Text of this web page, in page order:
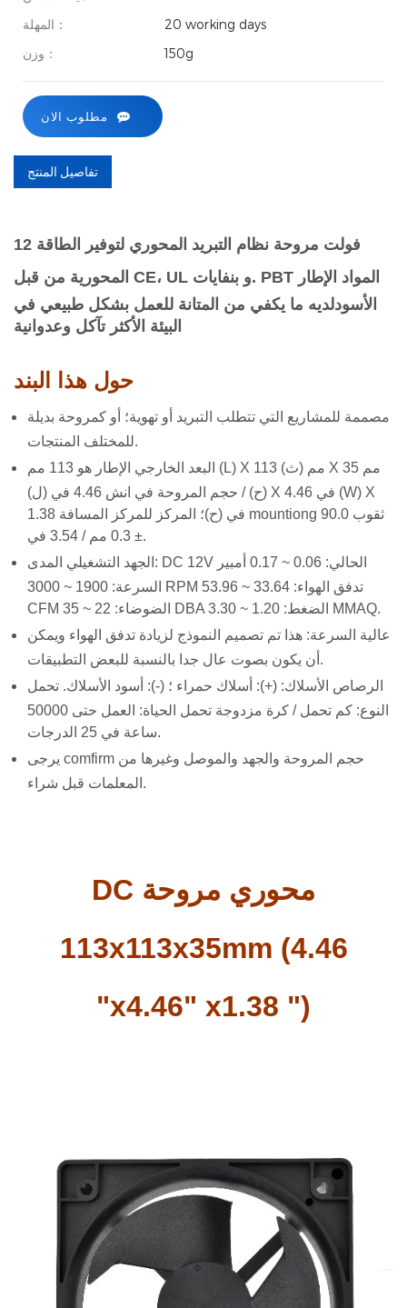
المهلة：
20 working days
وزن：
150g
مطلوب الان
تفاصيل المنتج
12 فولت مروحة نظام التبريد المحوري لتوفير الطاقة
المحورية من قبل CE، UL و بنفايات. PBT المواد الإطار
الأسودلديه ما يكفي من المتانة للعمل بشكل طبيعي في
البيئة الأكثر تآكل وعدوانية
حول هذا البند
مصممة للمشاريع التي تتطلب التبريد أو تهوية؛ أو كمروحة بديلة
للمختلف المنتجات.
البعد الخارجي الإطار هو 113 مم (L) X 113 مم (ث) X 35 مم
(ح) / حجم المروحة في انش 4.46 في (ل) X 4.46 في (W) X
1.38 في (ح)؛ المركز للمركز المسافة mountiong ثقوب 90.0
± 0.3 مم / 3.54 في.
الجهد التشغيلي المدى: DC 12V الحالي: 0.06 ~ 0.17 أمبير
السرعة: 1900 ~ 3000 RPM تدفق الهواء: 33.64 ~ 53.96
CFM الضوضاء: 22 ~ 35 DBA الضغط: 1.20 ~ 3.30 MMAQ.
عالية السرعة: هذا تم تصميم النموذج لزيادة تدفق الهواء ويمكن
أن يكون بصوت عال جدا بالنسبة للبعض التطبيقات.
الرصاص الأسلاك: (+): أسلاك حمراء ؛ (-): أسود الأسلاك. تحمل
النوع: كم تحمل / كرة مزدوجة تحمل الحياة: العمل حتى 50000
ساعة في 25 الدرجات.
يرجى comfirm حجم المروحة والجهد والموصل وغيرها من
المعلمات قبل شراء.
DC محوري مروحة
113x113x35mm (4.46
"x4.46" x1.38 ")